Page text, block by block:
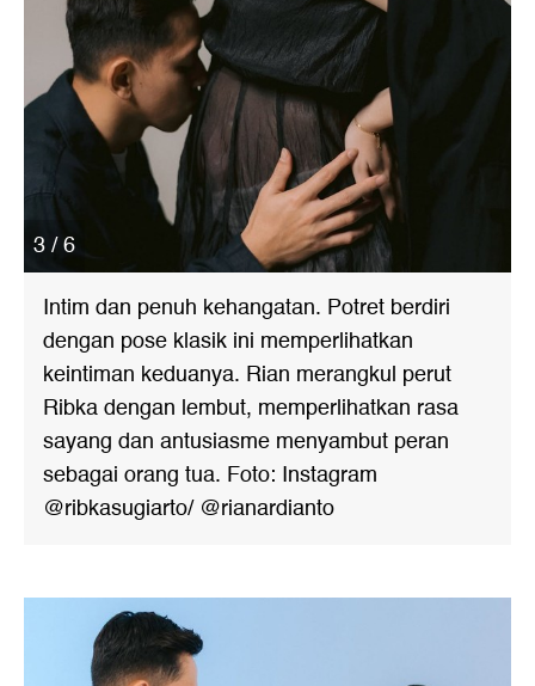
3 / 6
Intim dan penuh kehangatan. Potret berdiri
dengan pose klasik ini memperlihatkan
keintiman keduanya. Rian merangkul perut
Ribka dengan lembut, memperlihatkan rasa
sayang dan antusiasme menyambut peran
sebagai orang tua. Foto: Instagram
@ribkasugiarto/ @rianardianto